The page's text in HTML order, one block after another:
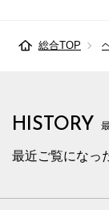
総合TOP
HISTORY
最近ご覧になっ